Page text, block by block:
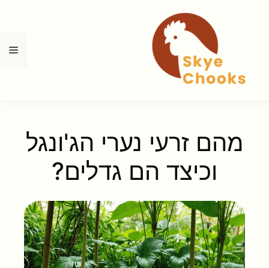
מהם זרעי נערי הג'ונגל
וכיצד הם גדלים?